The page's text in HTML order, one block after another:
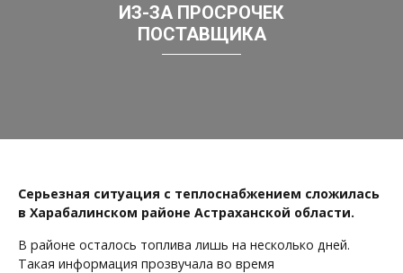
ИЗ-ЗА ПРОСРОЧЕК
ПОСТАВЩИКА
Серьезная ситуация с теплоснабжением сложилась
в Харабалинском районе Астраханской области.
В районе осталось топлива лишь на несколько дней.
Такая информация прозвучала во время